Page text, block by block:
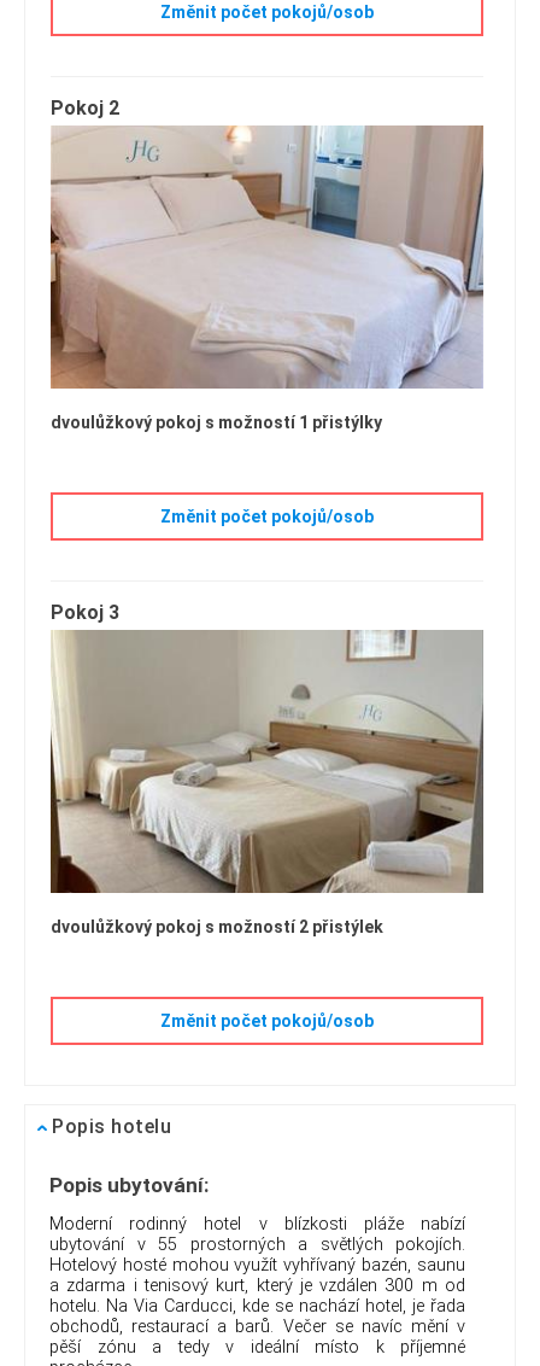
Změnit počet pokojů/osob
Pokoj 2
dvoulůžkový pokoj s možností 1 přistýlky
Změnit počet pokojů/osob
Pokoj 3
dvoulůžkový pokoj s možností 2 přistýlek
Změnit počet pokojů/osob
Popis hotelu
Popis ubytování:
Moderní rodinný hotel v blízkosti pláže nabízí
ubytování v 55 prostorných a světlých pokojích.
Hotelový hosté mohou využít vyhřívaný bazén, saunu
a zdarma i tenisový kurt, který je vzdálen 300 m od
hotelu. Na Via Carducci, kde se nachází hotel, je řada
obchodů, restaurací a barů. Večer se navíc mění v
pěší zónu a tedy v ideální místo k příjemné